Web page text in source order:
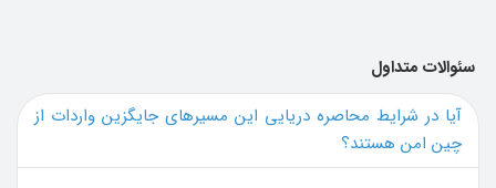
سئوالات متداول
آیا در شرایط محاصره دریایی این مسیرهای جایگزین واردات از
چین امن هستند؟